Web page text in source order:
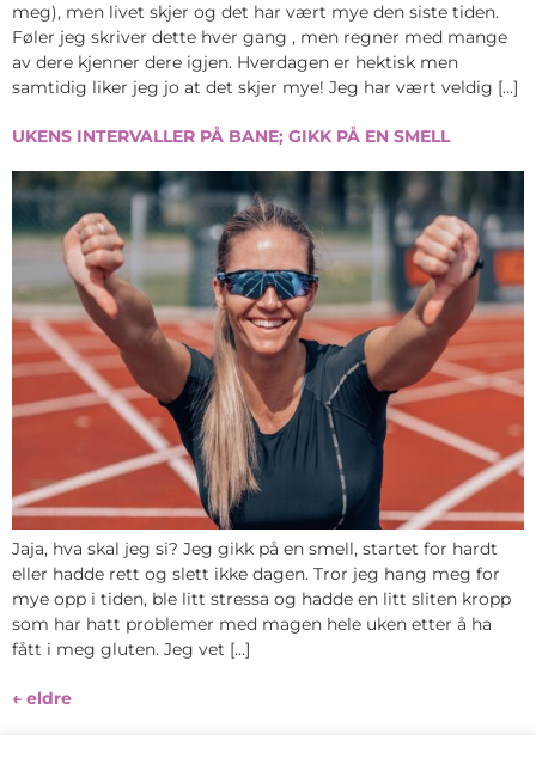
meg), men livet skjer og det har vært mye den siste tiden.
Føler jeg skriver dette hver gang , men regner med mange
av dere kjenner dere igjen. Hverdagen er hektisk men
samtidig liker jeg jo at det skjer mye! Jeg har vært veldig […]
UKENS INTERVALLER PÅ BANE; GIKK PÅ EN SMELL
Jaja, hva skal jeg si? Jeg gikk på en smell, startet for hardt
eller hadde rett og slett ikke dagen. Tror jeg hang meg for
mye opp i tiden, ble litt stressa og hadde en litt sliten kropp
som har hatt problemer med magen hele uken etter å ha
fått i meg gluten. Jeg vet […]
← eldre